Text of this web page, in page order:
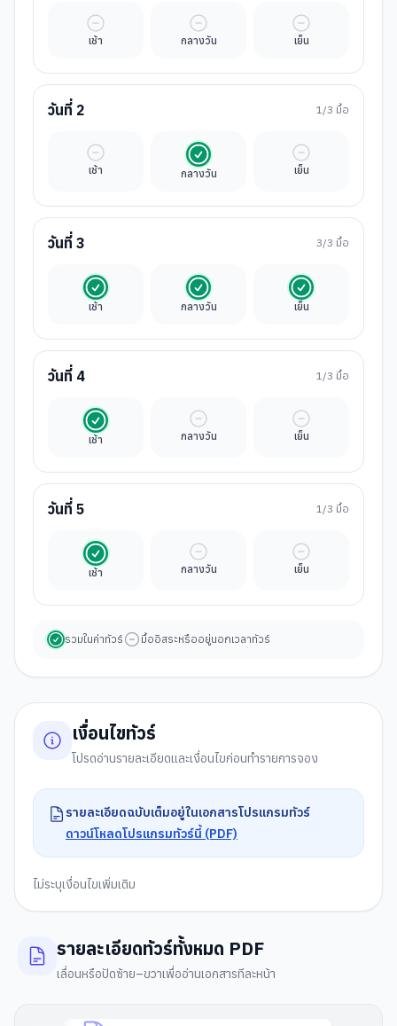
เช้า
มื้ออิสระ
กลางวัน
มื้ออิสระ
เย็น
มื้ออิสระ
วันที่ 2 1/3 มื้อ
เช้า
มื้ออิสระ
กลางวัน
รวมในค่าทัวร์
เย็น
มื้ออิสระ
วันที่ 3 3/3 มื้อ
เช้า
รวมในค่าทัวร์
กลางวัน
รวมในค่าทัวร์
เย็น
รวมในค่าทัวร์
วันที่ 4 1/3 มื้อ
เช้า
รวมในค่าทัวร์
กลางวัน
มื้ออิสระ
เย็น
มื้ออิสระ
วันที่ 5 1/3 มื้อ
เช้า
รวมในค่าทัวร์
กลางวัน
มื้ออิสระ
เย็น
มื้ออิสระ
รวมในค่าทัวร์ มื้ออิสระหรืออยู่นอกเวลาทัวร์
เงื่อนไขทัวร์
โปรดอ่านรายละเอียดและเงื่อนไขก่อนทำรายการจอง
รายละเอียดฉบับเต็มอยู่ในเอกสารโปรแกรมทัวร์
ดาวน์โหลดโปรแกรมทัวร์นี้ (PDF)
ไม่ระบุเงื่อนไขเพิ่มเติม
รายละเอียดทัวร์ทั้งหมด PDF
เลื่อนหรือปัดซ้าย–ขวาเพื่ออ่านเอกสารทีละหน้า